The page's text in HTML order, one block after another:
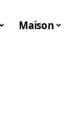
Maison